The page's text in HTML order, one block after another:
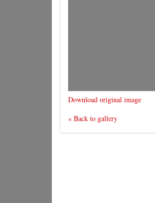
Download original image
« Back to gallery